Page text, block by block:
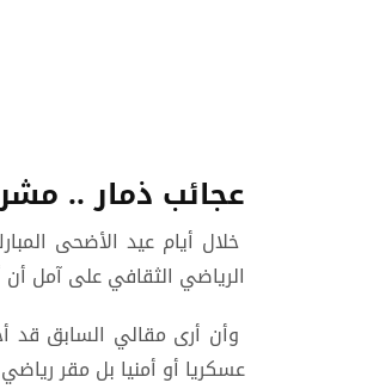
عجائب ذمار ..
خلال أيام عيد الأضحى
الرياضي الثقافي على آمل أن
وأن أرى مقالي السابق قد
عسكريا أو أمنيا بل مقر